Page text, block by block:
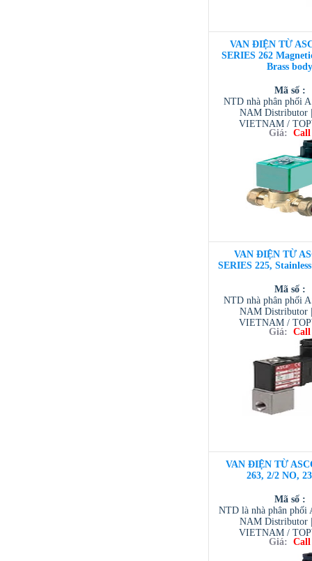
VAN ĐIỆN TỪ
SERIES 262
Brass body
Mã số :
NTD nhà phân phối
NAM Distributor
VIETNAM /
VIETNAM /
/ TESCOM
Giá: Call
VAN ĐIỆN TỪ
SERIES 225,
Mã số :
NTD nhà phân phối
NAM Distributor
VIETNAM /
VIETNAM /
/ TESCOM
Giá: Call
VAN ĐIỆN TỪ
263, 2/2 NO,
Mã số :
NTD là nhà phân phối
NAM Distributor
VIETNAM /
VIETNAM /
/ TESCOM
Giá: Call